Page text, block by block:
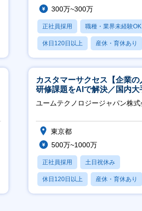
300万~300万
正社員採用 職種・業界未経験OK
休日120日以上 産休・育休あり
月残業20時間以内
カスタマーサクセス【企業の
研修課題をAIで解決／国内大
約3万社導入／フレックス可
ユームテクノロジージャパン株式
東京都
500万~1000万
正社員採用 土日祝休み
休日120日以上 産休・育休あり
転勤なし